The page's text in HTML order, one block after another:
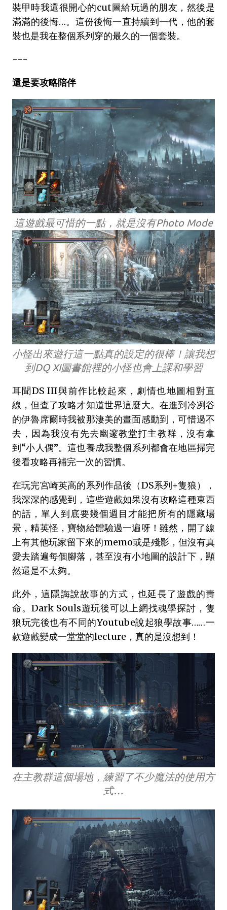
裝甲時我還很開心的cut圖給玩過的朋友，然後是
滿滿的後悔…。這份後悔一直持續到一代，他的套
裝也是我在整個系列穿的最久的一個套裝。
---
還是要攻略陪伴
這遊戲最可惜的一點，就是沒有Photo Mode
小怪出來遊行這一點真的設定的很棒！讓我想
到DQ XI圖書館裡的小怪也會上課和學習
耳聞DS III與前作比較起來，劇情也地圖相對直
線，但查了攻略才知道世界這麼大。在進到冷冽谷
的伊魯席爾時我被那淒美的畫面感動到，可惜過不
去，因為我沒有先去幽邃教堂打主教群，沒有拿
到“小人偶”。這也養成我整個系列都會在地區掃完
後看攻略再補完一次的習慣。
在玩完宮崎英高的系列作品後（DS系列+隻狼），
我深深的感覺到，這些遊戲如果沒有攻略這種東西
的話，單人到底要幾個週目才能把所有的隱藏場
景，精英怪，寶物給體驗過一遍呀！雖然，開了線
上有其他玩家留下來的memo或是殘影，但沒有真
愛去踏遍每個腳落，甚至沒有小地圖的設計下，顯
然還是不太夠。
此外，這隱誨說故事的方式，也延長了遊戲的壽
命。Dark Souls遊玩後可以上網找魂學探討，隻
狼玩完後也有不同的Youtube說起狼學故事……一
款遊戲變成一堂堂的lecture，真的是沒想到！
在主教群這個場地，練習了不少魔法的使用方
式…